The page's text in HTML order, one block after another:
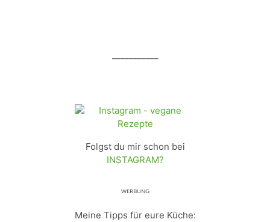
Folgst du mir schon bei
INSTAGRAM?
ᵂᴱᴿᴮᵁᴺᴳ
Meine Tipps für eure Küche: